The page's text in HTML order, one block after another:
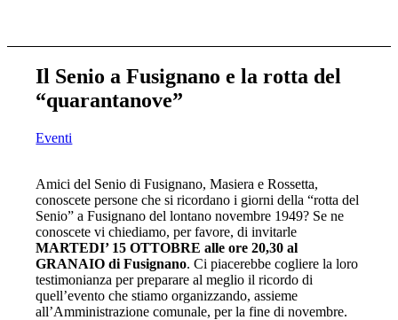
Il Senio a Fusignano e la rotta del
“quarantanove”
Eventi
Amici del Senio di Fusignano, Masiera e Rossetta,
conoscete persone che si ricordano i giorni della “rotta del
Senio” a Fusignano del lontano novembre 1949? Se ne
conoscete vi chiediamo, per favore, di invitarle
MARTEDI’ 15 OTTOBRE alle ore 20,30 al
GRANAIO di Fusignano. Ci piacerebbe cogliere la loro
testimonianza per preparare al meglio il ricordo di
quell’evento che stiamo organizzando, assieme
all’Amministrazione comunale, per la fine di novembre.